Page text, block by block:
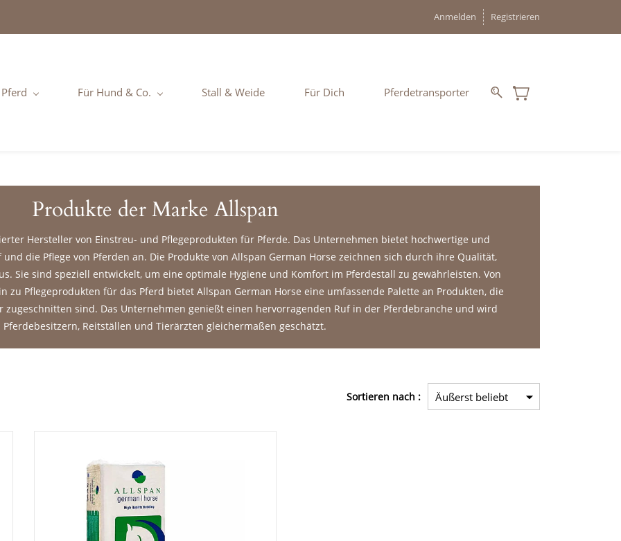
Anmelden Registrieren
Für Hund & Co. Stall & Weide Für Dich Pferdetransporter
Produkte der Marke Allspan
Hersteller von Einstreu- und Pflegeprodukten für Pferde. Das Unternehmen bietet hochwertige und
die Pflege von Pferden an. Die Produkte von Allspan German Horse zeichnen sich durch ihre Qualität,
Sie sind speziell entwickelt, um eine optimale Hygiene und Komfort im Pferdestall zu gewährleisten. Von
zu Pflegeprodukten für das Pferd bietet Allspan German Horse eine umfassende Palette an Produkten, die
zugeschnitten sind. Das Unternehmen genießt einen hervorragenden Ruf in der Pferdebranche und wird
Pferdebesitzern, Reitställen und Tierärzten gleichermaßen geschätzt.
Sortieren nach :